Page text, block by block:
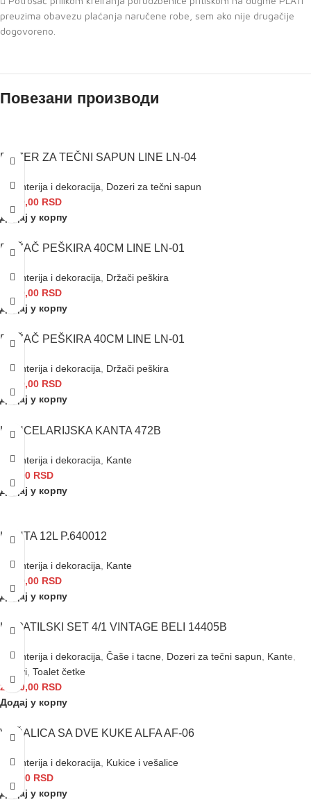
preuzima obavezu plaćanja naručene robe, sem ako nije drugačije
dogovoreno.
Повезани производи
DOZER ZA TEČNI SAPUN LINE LN-04
Galanterija i dekoracija
Dozeri za tečni sapun
1.790,00 RSD
Додај у корпу
DRŽAČ PEŠKIRA 40CM LINE LN-01
Galanterija i dekoracija
Držači peškira
1.380,00 RSD
Додај у корпу
DRŽAČ PEŠKIRA 40CM LINE LN-01
Galanterija i dekoracija, Držači peškira
1.380,00 RSD
Додај у корпу
KANCELARIJSKA KANTA 472B
Galanterija i dekoracija
Kante
750,00 RSD
Додај у корпу
KANTA 12L P.640012
Galanterija i dekoracija
Kante
1.690,00 RSD
Додај у корпу
KUPATILSKI SET 4/1 VINTAGE BELI 14405B
Galanterija i dekoracija Čaše i tacne Dozeri za tečni sapun Kante
Setovi Toalet četke
2.400,00 RSD
Додај у корпу
VEŠALICA SA DVE KUKE ALFA AF-06
Galanterija i dekoracija, Kukice i vešalice
810,00 RSD
Додај у корпу